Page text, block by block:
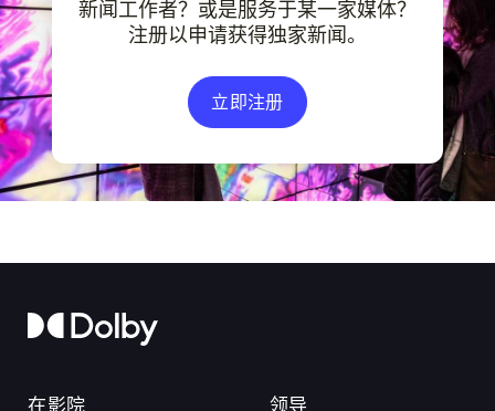
新闻工作者？或是服务于某一家媒体？
注册以申请获得独家新闻。
立即注册
在影院 领导